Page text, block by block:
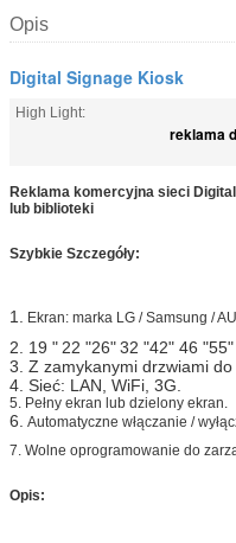
Opis
Digital Signage Kiosk
High Light:
reklama
Reklama komercyjna sieci
lub biblioteki
Szybkie Szczegóły:
1. Ekran: marka LG / Samsung /
2. 19 " 22 "26"32 "42" 46
3. Z zamykanymi drzwiami do
4. Sieć: LAN, WiFi, 3G.
5. Pełny ekran lub dzielony ekran.
6. Automatyczne włączanie /
7. Wolne oprogramowanie do
Opis: